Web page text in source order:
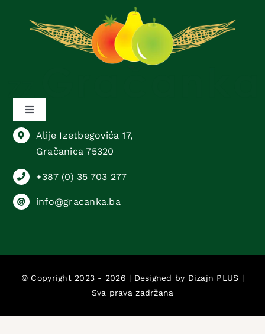
Toggle
Navigation
Sektor animalne proizvodnje
Sektor biljne proizvodnje
Sektor računovodstvenih i pravnih poslova
Alije Izetbegovića 17,
Gračanica 75320
+387 (0) 35 703 277
info@gracanka.ba
© Copyright 2023 - 2026 | Designed by Dizajn PLUS |
Sva prava zadržana